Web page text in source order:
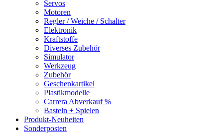
Servos
Motoren
Regler / Weiche / Schalter
Elektronik
Kraftstoffe
Diverses Zubehör
Simulator
Werkzeug
Zubehör
Geschenkartikel
Plastikmodelle
Carrera Abverkauf %
Basteln + Spielen
Produkt-Neuheiten
Sonderposten